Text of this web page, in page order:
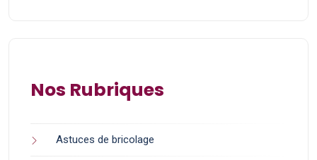
Nos Rubriques
Astuces de bricolage